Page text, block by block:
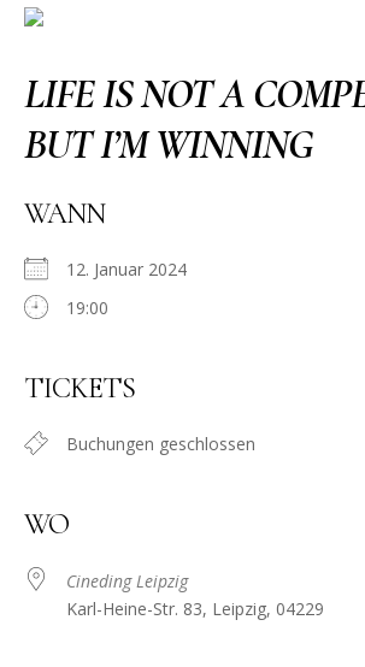
LIFE IS NOT A
BUT I’M WINNING
WANN
12. Januar 2024
19:00
TICKETS
Buchungen geschlossen
WO
Cineding Leipzig
Karl-Heine-Str. 83, Leipzig, 04229